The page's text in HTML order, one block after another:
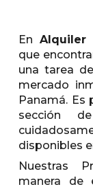
En Alquiler
que
una tarea
mercado
Panamá. Es
sección
disponibles
Nuestras
manera de